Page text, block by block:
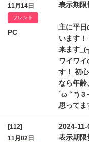
11月14日
フレンド
PC
表示期限
主に平
います
来ます
ワイワ
す！ 初
なら年齢
´ω｀*) 3
思ってま
[112]
11月02日
2024-
表示期限